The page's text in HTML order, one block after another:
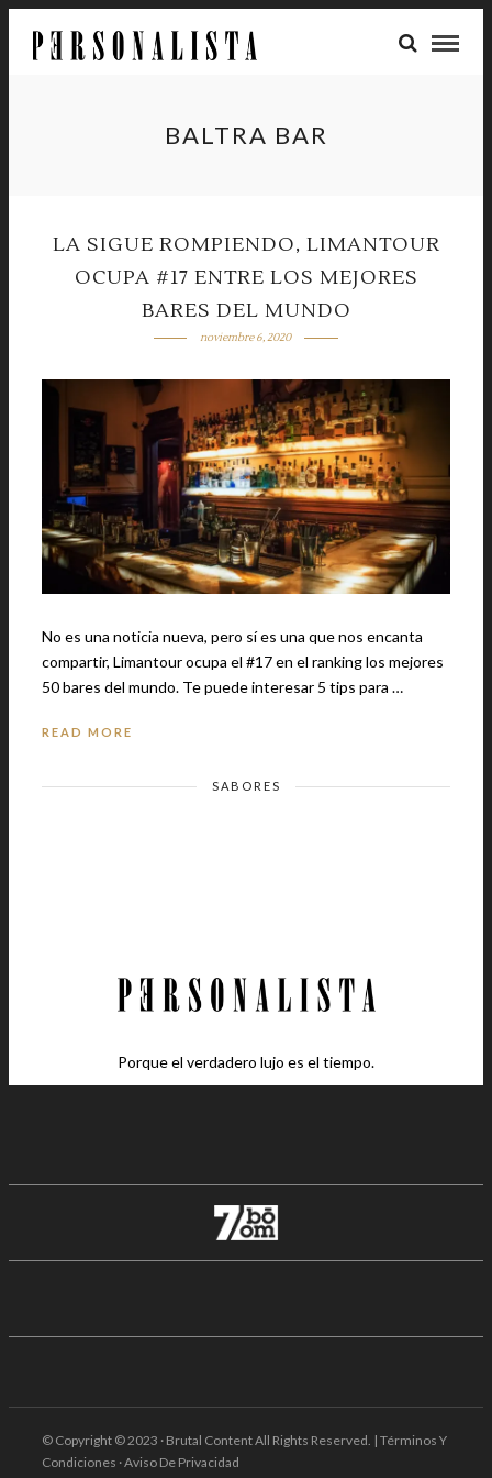
BALTRA BAR
LA SIGUE ROMPIENDO, LIMANTOUR
OCUPA #17 ENTRE LOS MEJORES
BARES DEL MUNDO
noviembre 6, 2020
No es una noticia nueva, pero sí es una que nos encanta
compartir, Limantour ocupa el #17 en el ranking los mejores
50 bares del mundo. Te puede interesar 5 tips para …
READ MORE
SABORES
Porque el verdadero lujo es el tiempo.
© Copyright © 2023 · Brutal Content All Rights Reserved. | Términos Y
Condiciones · Aviso De Privacidad